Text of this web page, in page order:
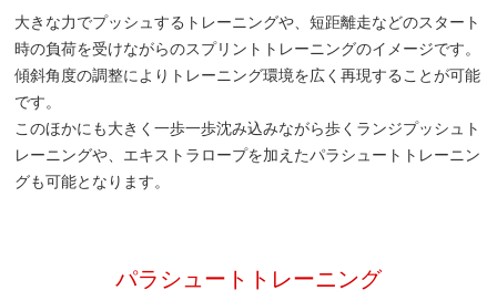
大きな力でプッシュするトレーニングや、短距離走などのスタート
時の負荷を受けながらのスプリントトレーニングのイメージです。
傾斜角度の調整によりトレーニング環境を広く再現することが可能
です。
このほかにも大きく一歩一歩沈み込みながら歩くランジプッシュト
レーニングや、エキストラロープを加えたパラシュートトレーニン
グも可能となります。
パラシュートトレーニング